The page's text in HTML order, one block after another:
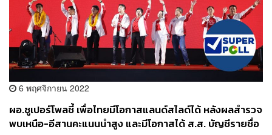
6 พฤศจิกายน 2022
ผอ.ซูเปอร์โพลชี้ เพื่อไทยมีโอกาสแลนด์สไลด์ได้ หลังผลสำรวจ
พบเหนือ-อีสานคะแนนนำสูง และมีโอกาสได้ ส.ส. บัญชีรายชื่อ